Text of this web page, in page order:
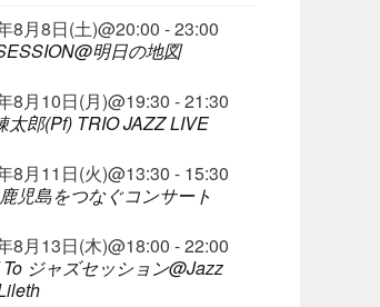
8月8日(土)@20:00 - 23:00
明日の地図
8月10日(月)@19:30 - 21:30
太郎(Pf) TRIO JAZZ LIVE
8月11日(火)@13:30 - 15:30
児島をつなぐコンサート
8月13日(木)@18:00 - 22:00
ジャズセッション@Jazz